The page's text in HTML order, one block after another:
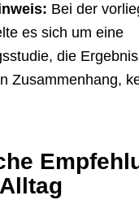
Bei der
es sich um eine
die
Zusammenhang,